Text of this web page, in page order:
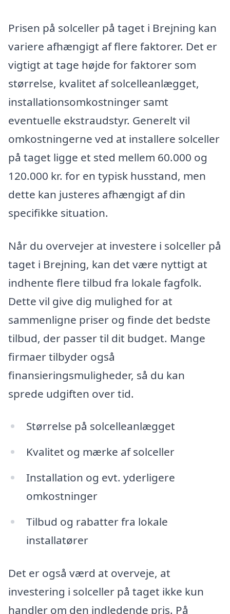
Prisen på solceller på taget i Brejning kan
variere afhængigt af flere faktorer. Det er
vigtigt at tage højde for faktorer som
størrelse, kvalitet af solcelleanlægget,
installationsomkostninger samt
eventuelle ekstraudstyr. Generelt vil
omkostningerne ved at installere solceller
på taget ligge et sted mellem 60.000 og
120.000 kr. for en typisk husstand, men
dette kan justeres afhængigt af din
specifikke situation.
Når du overvejer at investere i solceller på
taget i Brejning, kan det være nyttigt at
indhente flere tilbud fra lokale fagfolk.
Dette vil give dig mulighed for at
sammenligne priser og finde det bedste
tilbud, der passer til dit budget. Mange
firmaer tilbyder også
finansieringsmuligheder, så du kan
sprede udgiften over tid.
Størrelse på solcelleanlægget
Kvalitet og mærke af solceller
Installation og evt. yderligere
omkostninger
Tilbud og rabatter fra lokale
installatører
Det er også værd at overveje, at
investering i solceller på taget ikke kun
handler om den indledende pris. På